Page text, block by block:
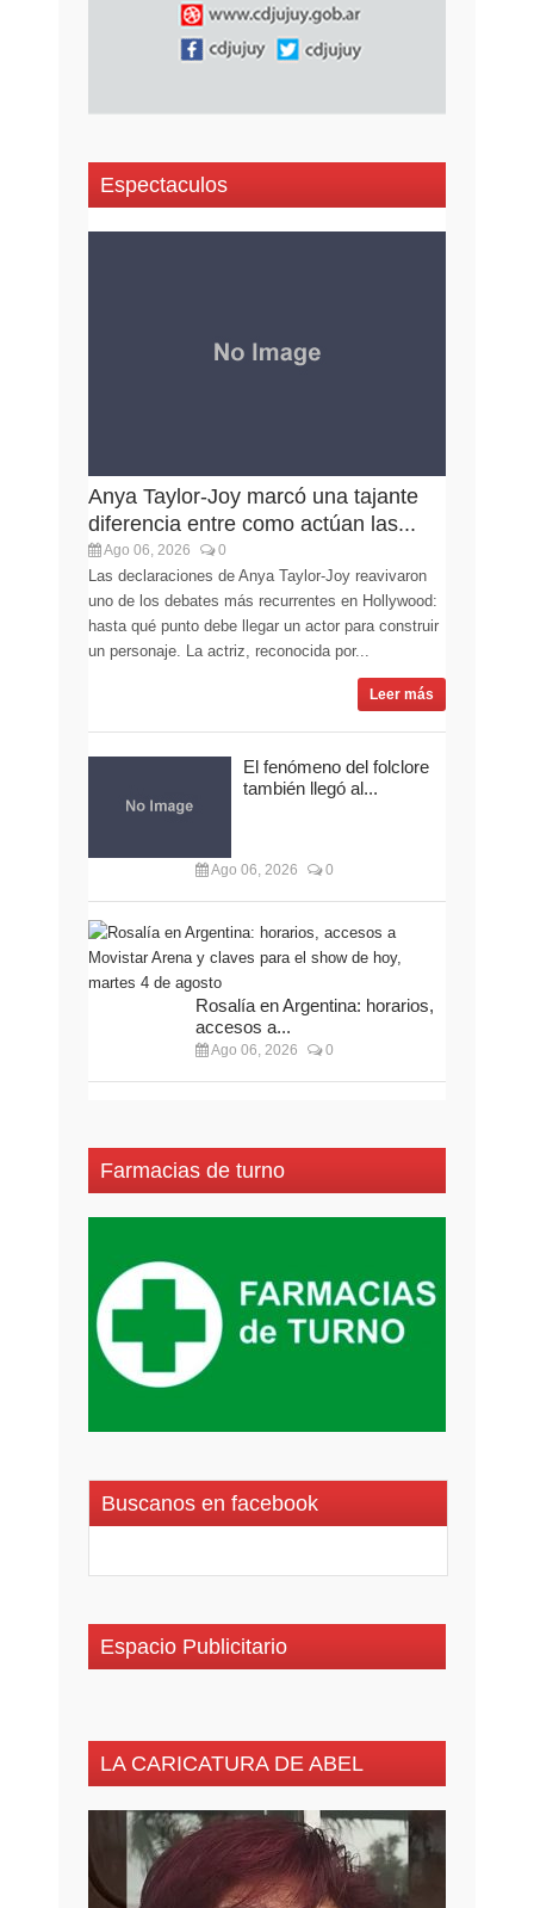
Espectaculos
Anya Taylor-Joy marcó una tajante
diferencia entre como actúan las...
Ago 06, 2026 0
Las declaraciones de Anya Taylor-Joy reavivaron
uno de los debates más recurrentes en Hollywood:
hasta qué punto debe llegar un actor para construir
un personaje. La actriz, reconocida por...
Leer más
El fenómeno del folclore
también llegó al...
Ago 06, 2026 0
Rosalía en Argentina: horarios,
accesos a...
Ago 06, 2026 0
Farmacias de turno
Buscanos en facebook
Espacio Publicitario
LA CARICATURA DE ABEL